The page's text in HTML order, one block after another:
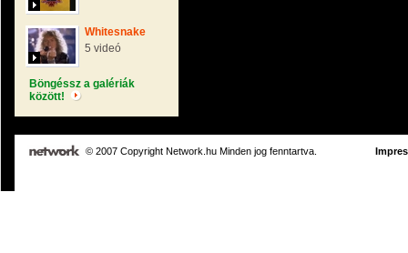
Whitesnake
5 videó
Böngéssz a galériák
között!
© 2007 Copyright Network.hu Minden jog fenntartva.